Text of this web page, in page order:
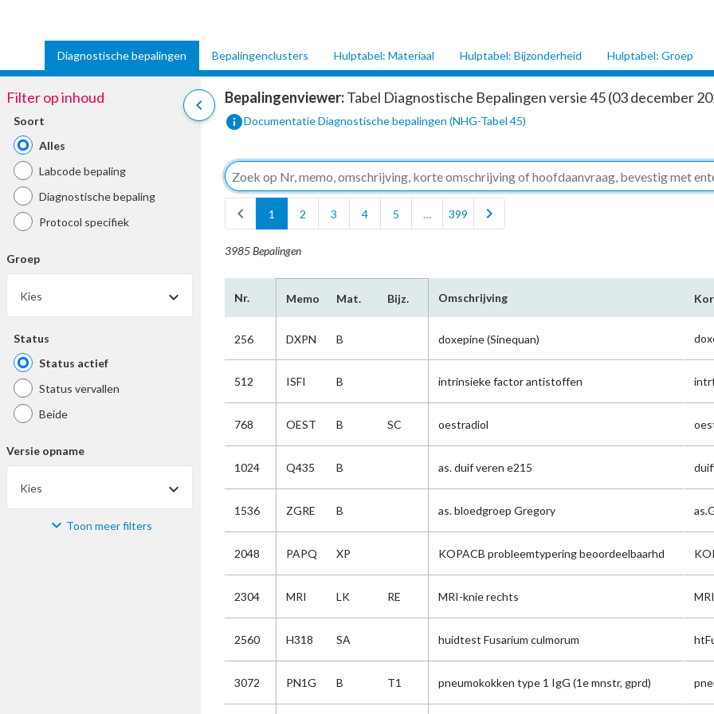
Diagnostische bepalingen Bepalingenclusters Hulptabel: Materiaal Hulptabel: Bijzonderheid Hulptabel: Groep
chevron_left
Filter op inhoud
Soort
Alles
Labcode bepaling
Diagnostische bepaling
Protocol specifiek
Groep
Kies
Status
Status actief
Status vervallen
Beide
Versie opname
Kies
Materiaal Toon meer filters
Bepalingenviewer:Tabel Diagnostische Bepalingen versie 45 (03 december
infoDocumentatie Diagnostische bepalingen (NHG-Tabel 45)
chevron_left
1 2 3 4 5 … 399 chevron_right
3985 Bepalingen
Nr. Memo Mat. Bijz. Omschrijving
256 DXPN B doxepine (Sinequan)
512 ISFI B intrinsieke factor antistoffen
768 OEST B SC oestradiol
1024 Q435 B as. duif veren e215
1536 ZGRE B as. bloedgroep Gregory
2048 PAPQ XP KOPACB probleemtypering beoordeelbaarhd
2304 MRI LK RE MRI-knie rechts
2560 H318 SA huidtest Fusarium culmorum
3072 PN1G B T1 pneumokokken type 1 IgG (1e mnstr, gprd)